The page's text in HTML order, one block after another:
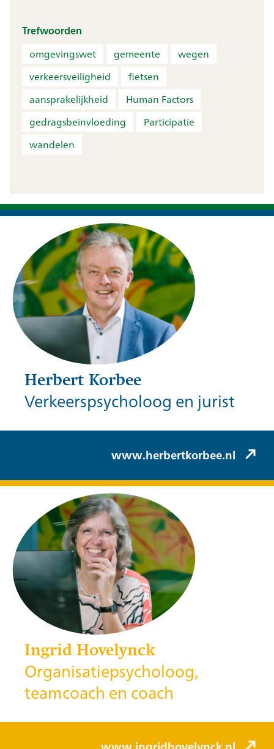
Trefwoorden
omgevingswet
gemeente
wegen
verkeersveiligheid
fietsen
aansprakelijkheid
Human Factors
gedragsbeïnvloeding
Participatie
wandelen
Herbert Korbee (Korbee & Hovelynck)
Herbert Korbee
Verkeerspsycholoog en jurist
www.herbertkorbee.nl
Ingrid Hovelynck
Organisatiepsycholoog,
teamcoach en coach